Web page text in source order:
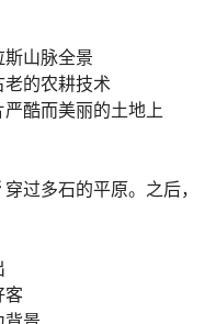
斯山脉全景
的农耕技术
酷而美丽的土地上
穿过多石的平原。之后，
客